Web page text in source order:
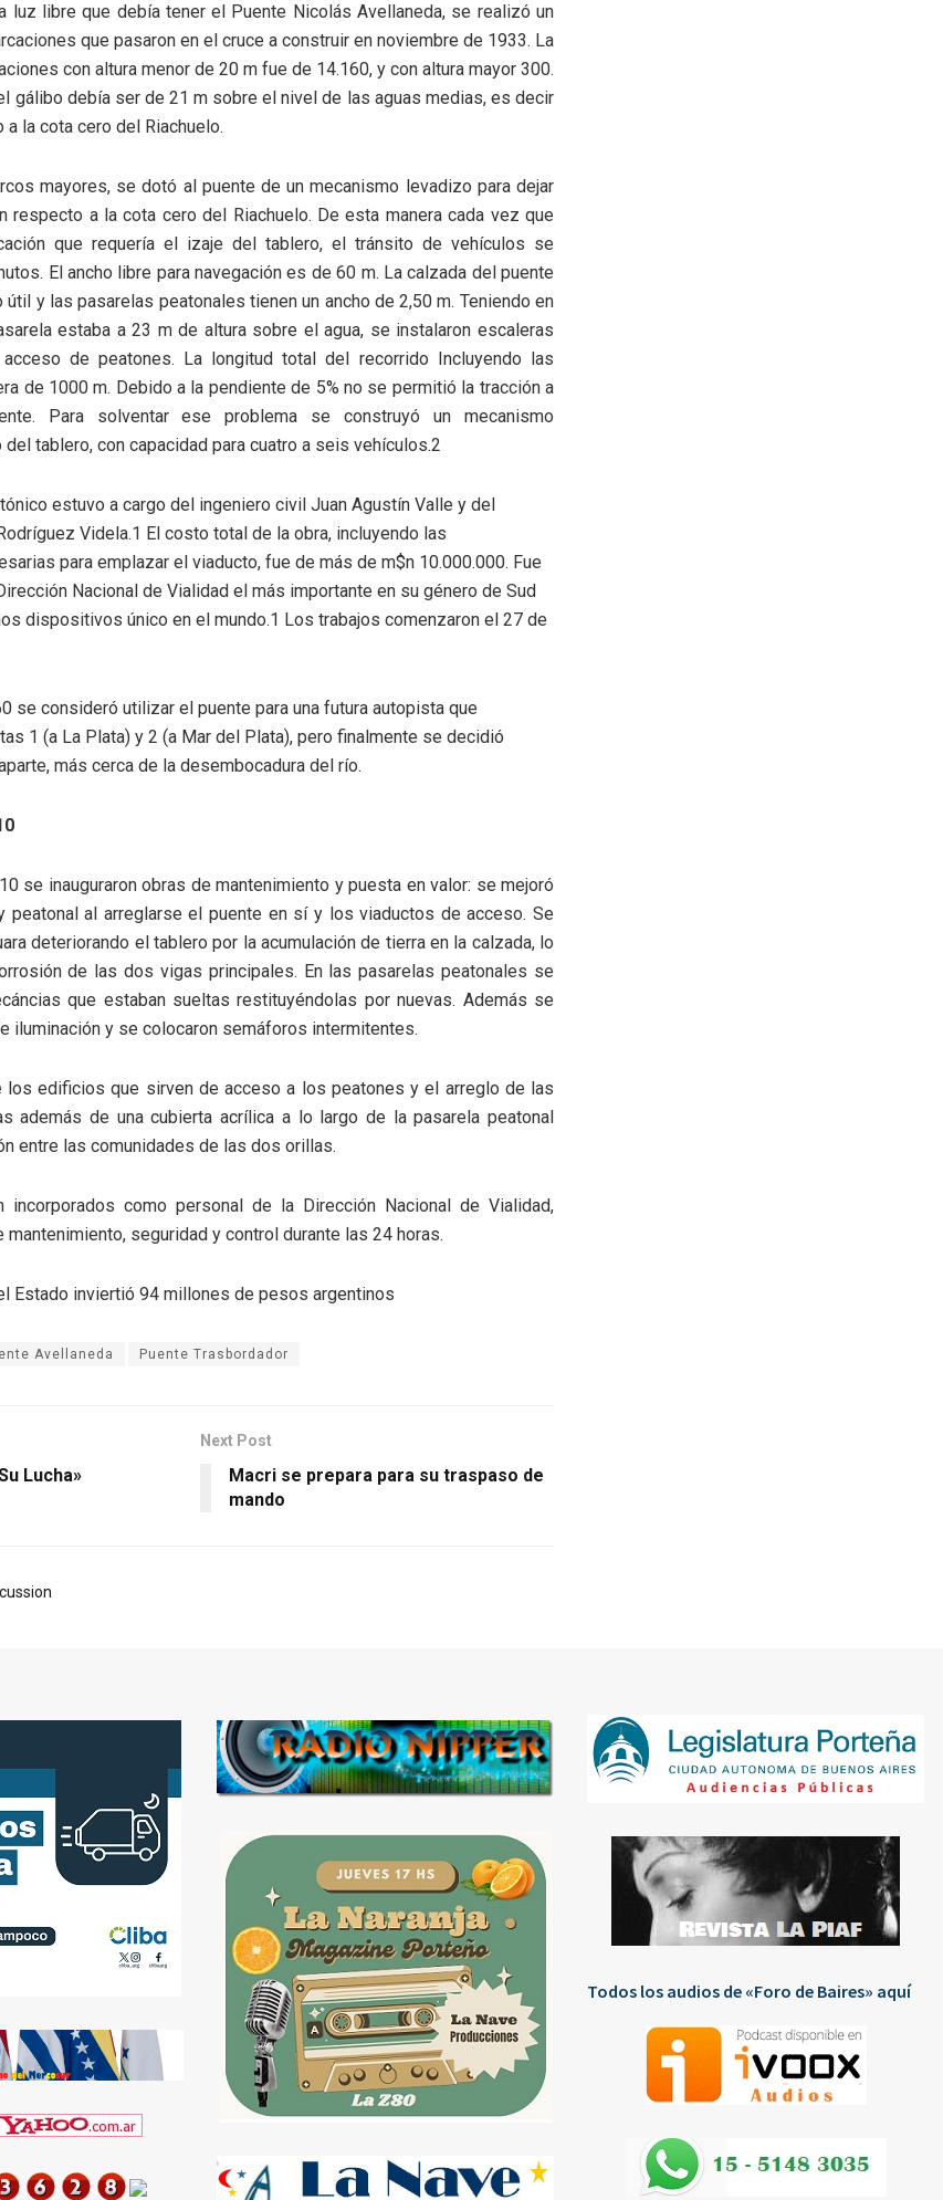
luz libre que debía tener el Puente Nicolás Avellaneda, se realizó un
que pasaron en el cruce a construir en noviembre de 1933. La
con altura menor de 20 m fue de 14.160, y con altura mayor 300.
gálibo debía ser de 21 m sobre el nivel de las aguas medias, es decir
la cota cero del Riachuelo.
mayores, se dotó al puente de un mecanismo levadizo para dejar
respecto a la cota cero del Riachuelo. De esta manera cada vez que
que requería el izaje del tablero, el tránsito de vehículos se
El ancho libre para navegación es de 60 m. La calzada del puente
útil y las pasarelas peatonales tienen un ancho de 2,50 m. Teniendo en
estaba a 23 m de altura sobre el agua, se instalaron escaleras
de peatones. La longitud total del recorrido Incluyendo las
de 1000 m. Debido a la pendiente de 5% no se permitió la tracción a
Para solventar ese problema se construyó un mecanismo
tablero, con capacidad para cuatro a seis vehículos.2
estuvo a cargo del ingeniero civil Juan Agustín Valle y del
Videla.1 El costo total de la obra, incluyendo las
para emplazar el viaducto, fue de más de m$n 10.000.000. Fue
Nacional de Vialidad el más importante en su género de Sud
dispositivos único en el mundo.1 Los trabajos comenzaron el 27 de
se consideró utilizar el puente para una futura autopista que
1 (a La Plata) y 2 (a Mar del Plata), pero finalmente se decidió
más cerca de la desembocadura del río.
se inauguraron obras de mantenimiento y puesta en valor: se mejoró
peatonal al arreglarse el puente en sí y los viaductos de acceso. Se
deteriorando el tablero por la acumulación de tierra en la calzada, lo
de las dos vigas principales. En las pasarelas peatonales se
que estaban sueltas restituyéndolas por nuevas. Además se
iluminación y se colocaron semáforos intermitentes.
los edificios que sirven de acceso a los peatones y el arreglo de las
además de una cubierta acrílica a lo largo de la pasarela peatonal
entre las comunidades de las dos orillas.
incorporados como personal de la Dirección Nacional de Vialidad,
mantenimiento, seguridad y control durante las 24 horas.
Estado inviertió 94 millones de pesos argentinos
Avellaneda Puente Trasbordador
Lucha»
Next Post
Macri se prepara para su traspaso de
mando
Todos los audios de «Foro de Baires» aquí